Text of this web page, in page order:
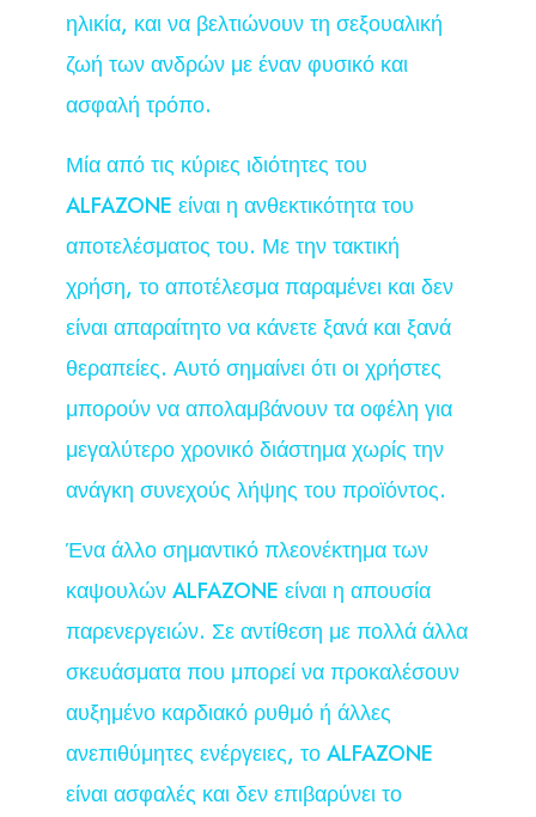
ηλικία, και να βελτιώνουν τη σεξουαλική
ζωή των ανδρών με έναν φυσικό και
ασφαλή τρόπο.
Μία από τις κύριες ιδιότητες του
ALFAZONE είναι η ανθεκτικότητα του
αποτελέσματος του. Με την τακτική
χρήση, το αποτέλεσμα παραμένει και δεν
είναι απαραίτητο να κάνετε ξανά και ξανά
θεραπείες. Αυτό σημαίνει ότι οι χρήστες
μπορούν να απολαμβάνουν τα οφέλη για
μεγαλύτερο χρονικό διάστημα χωρίς την
ανάγκη συνεχούς λήψης του προϊόντος.
Ένα άλλο σημαντικό πλεονέκτημα των
καψουλών ALFAZONE είναι η απουσία
παρενεργειών. Σε αντίθεση με πολλά άλλα
σκευάσματα που μπορεί να προκαλέσουν
αυξημένο καρδιακό ρυθμό ή άλλες
ανεπιθύμητες ενέργειες, το ALFAZONE
είναι ασφαλές και δεν επιβαρύνει το